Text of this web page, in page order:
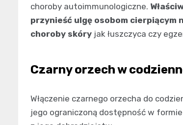
choroby autoimmunologiczne.
przynieść ulgę osobom
choroby skóry jak łuszczyca czy
Czarny orzech w
Włączenie czarnego orzecha do
jego ograniczoną dostępność w